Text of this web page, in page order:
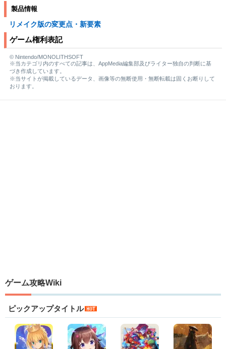
製品情報
リメイク版の変更点・新要素
ゲーム権利表記
© Nintendo/MONOLITHSOFT
※当カテゴリ内のすべての記事は、AppMedia編集部及びライター独自の判断に基
づき作成しています。
※当サイトが掲載しているデータ、画像等の無断使用・無断転載は固くお断りして
おります。
ゲーム攻略Wiki
ピックアップタイトル